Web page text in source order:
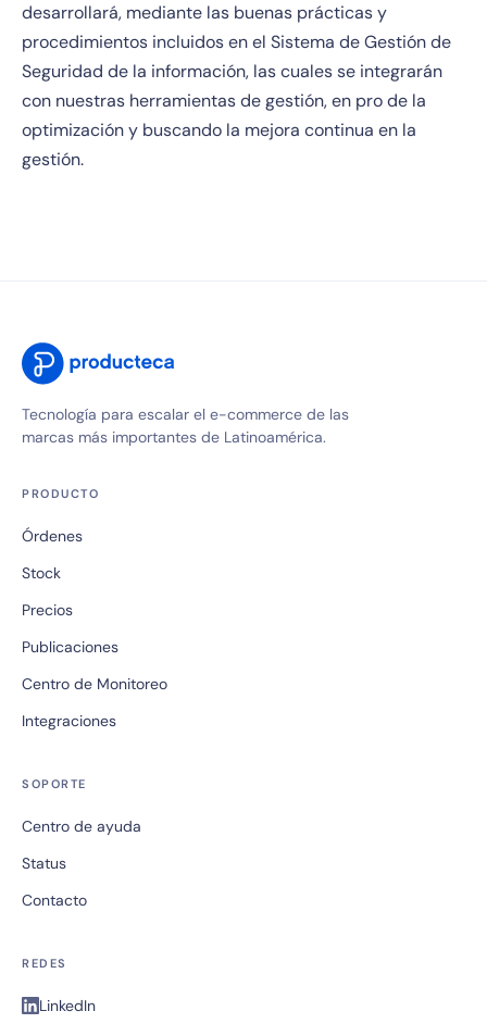
desarrollará, mediante las buenas prácticas y
procedimientos incluidos en el Sistema de Gestión de
Seguridad de la información, las cuales se integrarán
con nuestras herramientas de gestión, en pro de la
optimización y buscando la mejora continua en la
gestión.
Tecnología para escalar el e-commerce de las
marcas más importantes de Latinoamérica.
PRODUCTO
Órdenes
Stock
Precios
Publicaciones
Centro de Monitoreo
Integraciones
SOPORTE
Centro de ayuda
Status
Contacto
REDES
LinkedIn